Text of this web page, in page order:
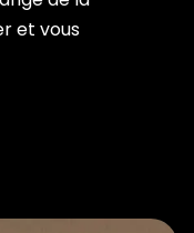
et vous